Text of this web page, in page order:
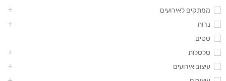
ממתקים לאירועים
נרות
סטים
סלסלות
עיצוב אירועים